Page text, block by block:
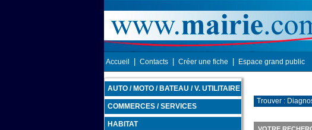
Accueil Contacts Créer une fiche Espace grand public
AUTO / MOTO / BATEAU / V. UTILITAIRE
COMMERCES / SERVICES
HABITAT
Trouver :